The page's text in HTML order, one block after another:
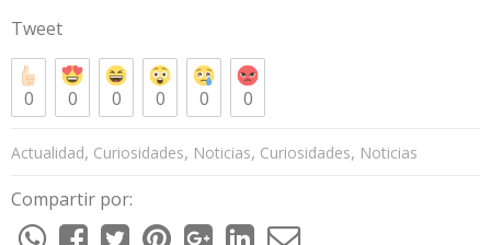
Tweet
0 0 0 0 0 0
Actualidad, Curiosidades, Noticias, Curiosidades, Noticias
Compartir por: